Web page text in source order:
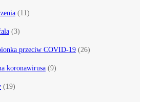
(11)
(3)
przeciw COVID-19 (26)
koronawirusa (9)
(19)